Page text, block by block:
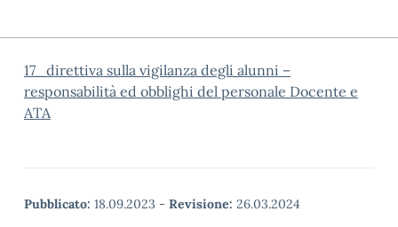
17_direttiva sulla vigilanza degli alunni –
responsabilità ed obblighi del personale Docente e
ATA
Pubblicato: 18.09.2023 - Revisione: 26.03.2024